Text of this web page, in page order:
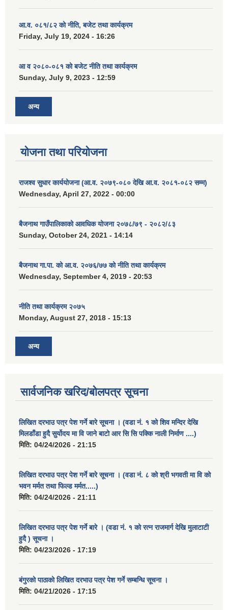
आ.व. ०८१/८२ को नीति, बजेट तथा कार्यक्रम
Friday, July 19, 2024 - 16:26
आ व २०८०-०८१ को बजेट नीति तथा कार्यक्रम
Sunday, July 9, 2023 - 12:59
अन्य
योजना तथा परियोजना
राजश्व सुधार कार्ययोजना (आ.व. २०७९-०८० देखि आ.व. २०८१-०८२ सम्म)
Wednesday, April 27, 2022 - 00:00
बैजनाथ गाउँपालिकाको आवधिक योजना २०७८/७९ - २०८२/८३
Sunday, October 24, 2021 - 14:14
बैजनाथ गा.पा. को आ.व. २०७६/७७ को नीति तथा कार्यक्रम
Wednesday, September 4, 2019 - 20:53
नीति तथा कार्यक्रम २०७५
Monday, August 27, 2018 - 15:13
अन्य
सार्वजनिक खरिद/बोलपत्र सूचना
लिखित दरभाउ पत्र पेश गर्ने बारे सूचना । (वडा नं. १ को शिव मन्दिर देखि
मिलडाँडा हुदै सुर्योदय मा वि जाने बाटो आर सि सि पक्कि नाली निर्माण ....)
मिति: 04/24/2026 - 21:15
लिखित दरभाउ पत्र पेश गर्ने बारे सूचना । (वडा नं. ८ को श्री भगवती मा वि को
भवन मर्मत तथा फिल्ड मर्मत.....)
मिति: 04/24/2026 - 21:11
लिखित दरभाउ पत्र पेश गर्ने बारे । (वडा नं. १ को रत्न राजमार्ग देखि मुलाटाटी
हुदै ) सूचना ।
मिति: 04/23/2026 - 17:19
बंगुरको पाठाको लिखित दरभाउ पत्र पेश गर्ने सम्बन्धि सूचना ।
मिति: 04/21/2026 - 17:15